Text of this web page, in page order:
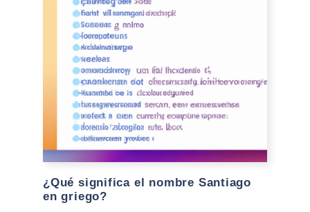
¿Qué significa el nombre Santiago
en griego?